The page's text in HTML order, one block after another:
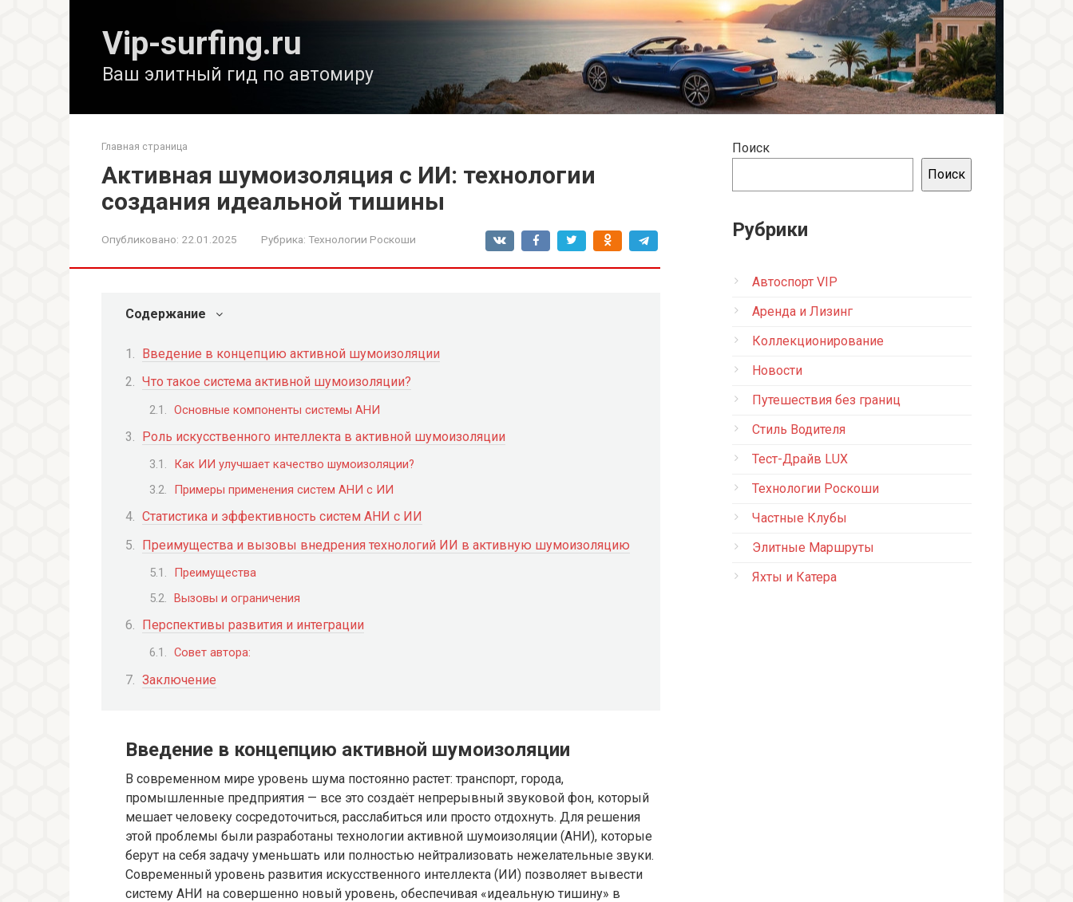
Vip-surfing.ru
Ваш элитный гид по автомиру
Главная страница
Активная шумоизоляция с ИИ: технологии
создания идеальной тишины
Опубликовано: 22.01.2025 Рубрика: Технологии Роскоши
Содержание
Введение в концепцию активной шумоизоляции
Что такое система активной шумоизоляции?
Основные компоненты системы АНИ
Роль искусственного интеллекта в активной шумоизоляции
Как ИИ улучшает качество шумоизоляции?
Примеры применения систем АНИ с ИИ
Статистика и эффективность систем АНИ с ИИ
Преимущества и вызовы внедрения технологий ИИ в активную шумоизоляцию
Преимущества
Вызовы и ограничения
Перспективы развития и интеграции
Совет автора:
Заключение
Введение в концепцию активной шумоизоляции
В современном мире уровень шума постоянно растет: транспорт, города,
промышленные предприятия — все это создаёт непрерывный звуковой фон, который
мешает человеку сосредоточиться, расслабиться или просто отдохнуть. Для решения
этой проблемы были разработаны технологии активной шумоизоляции (АНИ), которые
берут на себя задачу уменьшать или полностью нейтрализовать нежелательные звуки.
Современный уровень развития искусственного интеллекта (ИИ) позволяет вывести
систему АНИ на совершенно новый уровень, обеспечивая «идеальную тишину» в
Поиск
Поиск
Рубрики
Автоспорт VIP
Аренда и Лизинг
Коллекционирование
Новости
Путешествия без границ
Стиль Водителя
Тест-Драйв LUX
Технологии Роскоши
Частные Клубы
Элитные Маршруты
Яхты и Катера